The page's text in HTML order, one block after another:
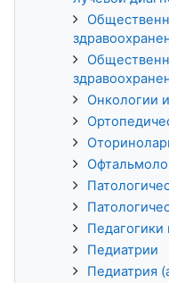
Онкологии
Педагогики
Педиатрии
Педиатрия